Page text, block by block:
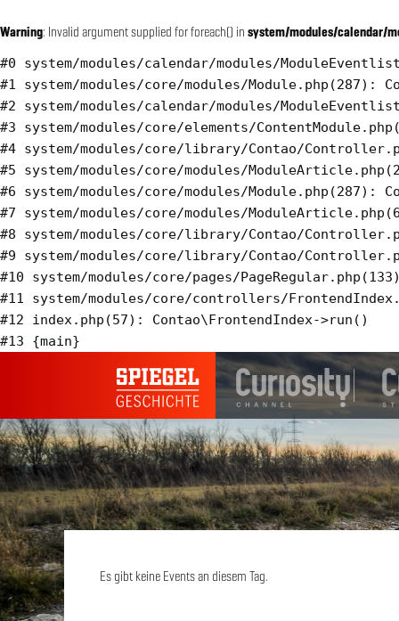
Warning: Invalid argument supplied for foreach() in system/modules/calendar/
#0 system/modules/calendar/modules/
#1 system/modules/core/modules/Module.php(287):
#2 system/modules/calendar/modules/
#3 system/modules/core/elements/
#4 system/modules/core/library/Contao/
#5 system/modules/core/modules/
#6 system/modules/core/modules/Module.php(287):
#7 system/modules/core/modules/
#8 system/modules/core/library/Contao/
#9 system/modules/core/library/Contao/
#10 system/modules/core/pages/
#11 system/modules/core/controllers/
#12 index.php(57): Contao\FrontendIndex->run()
Es gibt keine Events an diesem Tag.